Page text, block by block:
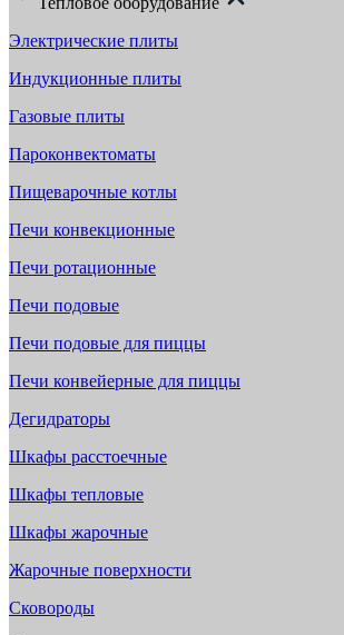
Электрические плиты
Индукционные плиты
Газовые плиты
Пароконвектоматы
Пищеварочные котлы
Печи конвекционные
Печи ротационные
Печи подовые
Печи подовые для пиццы
Печи конвейерные для пиццы
Дегидраторы
Шкафы расстоечные
Шкафы тепловые
Шкафы жарочные
Жарочные поверхности
Сковороды